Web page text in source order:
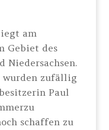
am
Gebiet des
Niedersachsen.
wurden zufällig
Paul
schaffen zu